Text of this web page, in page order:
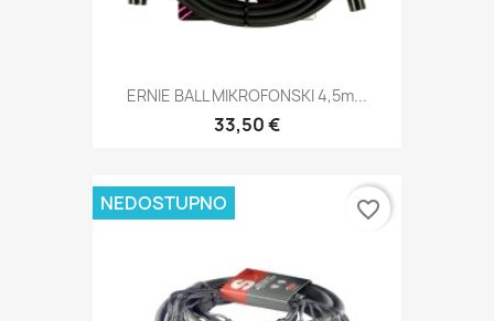
ERNIE BALL MIKROFONSKI 4,5m...
33,50 €
NEDOSTUPNO favorite_border